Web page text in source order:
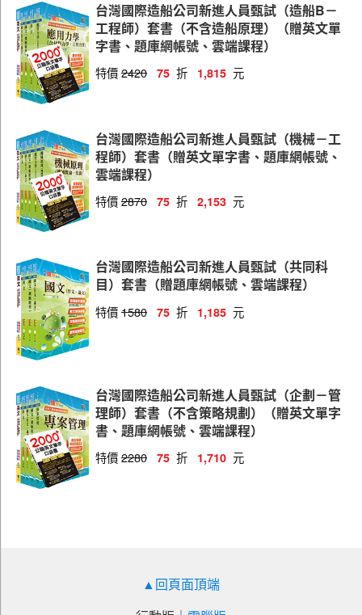
台灣國際造船公司新進人員甄試（造船B－
工程師）套書（不含造船原理）（贈英文單
字書、題庫網帳號、雲端課程）
特價2420 75 折 1,815 元
台灣國際造船公司新進人員甄試（機械－工
程師）套書（贈英文單字書、題庫網帳號、
雲端課程）
特價2870 75 折 2,153 元
台灣國際造船公司新進人員甄試（共同科
目）套書（贈題庫網帳號、雲端課程）
特價1580 75 折 1,185 元
台灣國際造船公司新進人員甄試（企劃－管
理師）套書（不含策略規劃）（贈英文單字
書、題庫網帳號、雲端課程）
特價2280 75 折 1,710 元
▲回頁面頂端